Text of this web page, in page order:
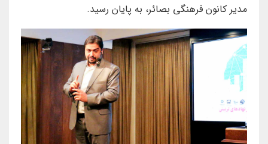
مدیر کانون فرهنگی بصائر، به پایان رسید.